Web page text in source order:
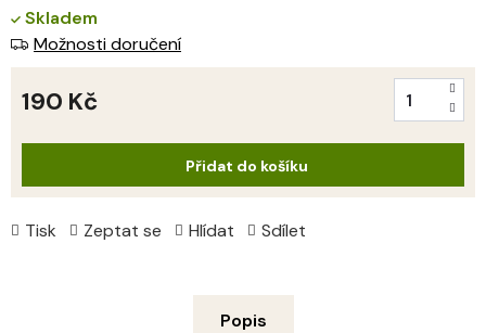
Tisk Zeptat se Hlídat Sdílet
Skladem
Možnosti doručení
190 Kč
Přidat do košíku
Popis